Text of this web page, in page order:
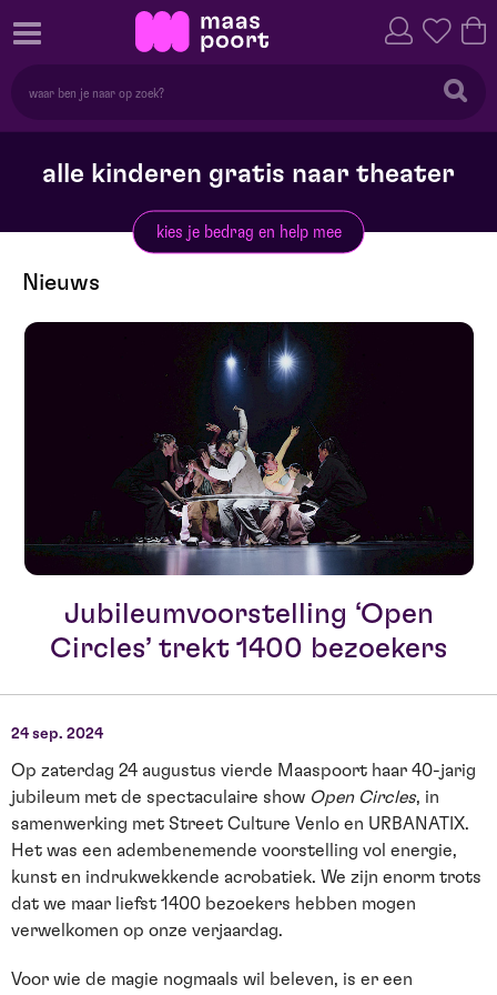
alle kinderen gratis naar theater
kies je bedrag en help mee
Nieuws
Jubileumvoorstelling ‘Open
Circles’ trekt 1400 bezoekers
24 sep. 2024
Op zaterdag 24 augustus vierde Maaspoort haar 40-jarig
jubileum met de spectaculaire show Open Circles, in
samenwerking met Street Culture Venlo en URBANATIX.
Het was een adembenemende voorstelling vol energie,
kunst en indrukwekkende acrobatiek. We zijn enorm trots
dat we maar liefst 1400 bezoekers hebben mogen
verwelkomen op onze verjaardag.
Voor wie de magie nogmaals wil beleven, is er een